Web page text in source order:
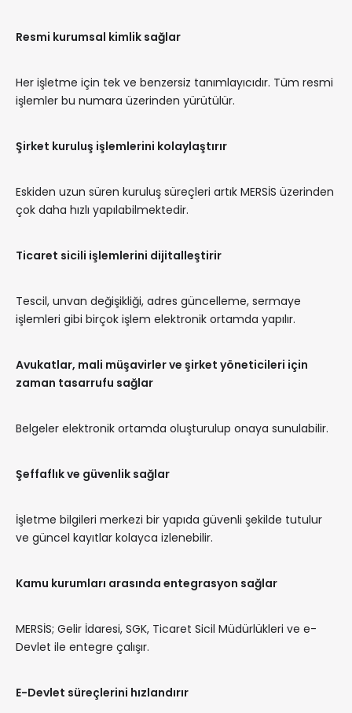
Resmi kurumsal kimlik sağlar
Her işletme için tek ve benzersiz tanımlayıcıdır. Tüm resmi
işlemler bu numara üzerinden yürütülür.
Şirket kuruluş işlemlerini kolaylaştırır
Eskiden uzun süren kuruluş süreçleri artık MERSİS üzerinden
çok daha hızlı yapılabilmektedir.
Ticaret sicili işlemlerini dijitalleştirir
Tescil, unvan değişikliği, adres güncelleme, sermaye
işlemleri gibi birçok işlem elektronik ortamda yapılır.
Avukatlar, mali müşavirler ve şirket yöneticileri için
zaman tasarrufu sağlar
Belgeler elektronik ortamda oluşturulup onaya sunulabilir.
Şeffaflık ve güvenlik sağlar
İşletme bilgileri merkezi bir yapıda güvenli şekilde tutulur
ve güncel kayıtlar kolayca izlenebilir.
Kamu kurumları arasında entegrasyon sağlar
MERSİS; Gelir İdaresi, SGK, Ticaret Sicil Müdürlükleri ve e-
Devlet ile entegre çalışır.
E-Devlet süreçlerini hızlandırır